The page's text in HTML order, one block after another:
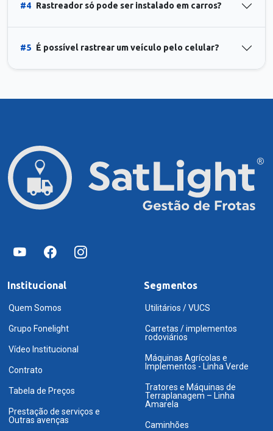
#4 Rastreador só pode ser instalado em carros?
#5 É possível rastrear um veículo pelo celular?
Institucional
Quem Somos
Grupo Fonelight
Vídeo Institucional
Contrato
Tabela de Preços
Prestação de serviços e
Outras avenças
Segmentos
Utilitários / VUCS
Carretas / implementos
rodoviários
Máquinas Agrícolas e
Implementos - Linha Verde
Tratores e Máquinas de
Terraplanagem – Linha
Amarela
Caminhões